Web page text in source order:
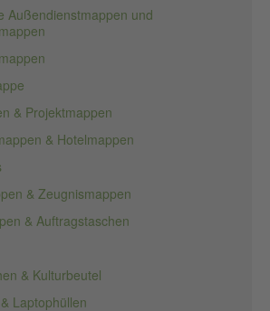
Außendienstmappen und
& Projektmappen
& Hotelmappen
& Zeugnismappen
& Auftragstaschen
& Kulturbeutel
Laptophüllen